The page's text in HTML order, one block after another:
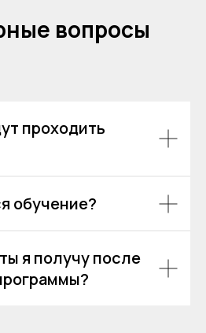
вопросы
проходить
обучение?
я получу после